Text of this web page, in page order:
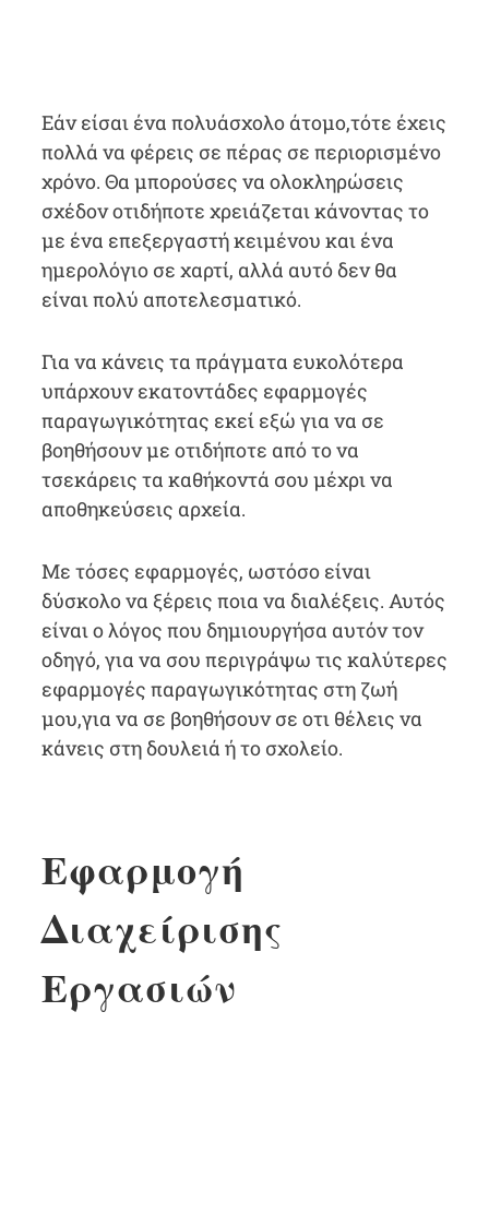
Εάν είσαι ένα πολυάσχολο άτομο,τότε έχεις
πολλά να φέρεις σε πέρας σε περιορισμένο
χρόνο. Θα μπορούσες να ολοκληρώσεις
σχέδον οτιδήποτε χρειάζεται κάνοντας το
με ένα επεξεργαστή κειμένου και ένα
ημερολόγιο σε χαρτί, αλλά αυτό δεν θα
είναι πολύ αποτελεσματικό.
Για να κάνεις τα πράγματα ευκολότερα
υπάρχουν εκατοντάδες εφαρμογές
παραγωγικότητας εκεί εξώ για να σε
βοηθήσουν με οτιδήποτε από το να
τσεκάρεις τα καθήκοντά σου μέχρι να
αποθηκεύσεις αρχεία.
Με τόσες εφαρμογές, ωστόσο είναι
δύσκολο να ξέρεις ποια να διαλέξεις. Αυτός
είναι ο λόγος που δημιουργήσα αυτόν τον
οδηγό, για να σου περιγράψω τις καλύτερες
εφαρμογές παραγωγικότητας στη ζωή
μου,για να σε βοηθήσουν σε οτι θέλεις να
κάνεις στη δουλειά ή το σχολείο.
Εφαρμογή
Διαχείρισης
Εργασιών